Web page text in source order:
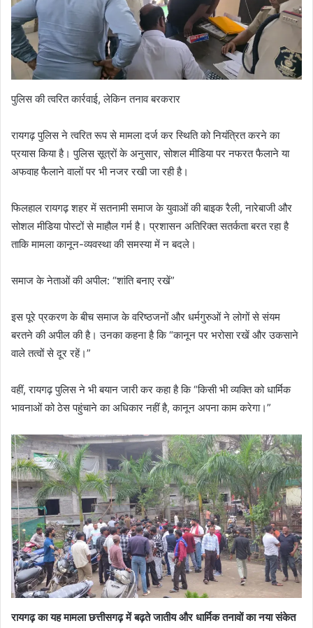
पुलिस की त्वरित कार्रवाई, लेकिन तनाव बरकरार
रायगढ़ पुलिस ने त्वरित रूप से मामला दर्ज कर स्थिति को नियंत्रित करने का
प्रयास किया है। पुलिस सूत्रों के अनुसार, सोशल मीडिया पर नफरत फैलाने या
अफवाह फैलाने वालों पर भी नजर रखी जा रही है।
फिलहाल रायगढ़ शहर में सतनामी समाज के युवाओं की बाइक रैली, नारेबाजी और
सोशल मीडिया पोस्टों से माहौल गर्म है। प्रशासन अतिरिक्त सतर्कता बरत रहा है
ताकि मामला कानून-व्यवस्था की समस्या में न बदले।
समाज के नेताओं की अपील: “शांति बनाए रखें”
इस पूरे प्रकरण के बीच समाज के वरिष्ठजनों और धर्मगुरुओं ने लोगों से संयम
बरतने की अपील की है। उनका कहना है कि “कानून पर भरोसा रखें और उकसाने
वाले तत्वों से दूर रहें।”
वहीं, रायगढ़ पुलिस ने भी बयान जारी कर कहा है कि “किसी भी व्यक्ति को धार्मिक
भावनाओं को ठेस पहुंचाने का अधिकार नहीं है, कानून अपना काम करेगा।”
रायगढ़ का यह मामला छत्तीसगढ़ में बढ़ते जातीय और धार्मिक तनावों का नया संकेत